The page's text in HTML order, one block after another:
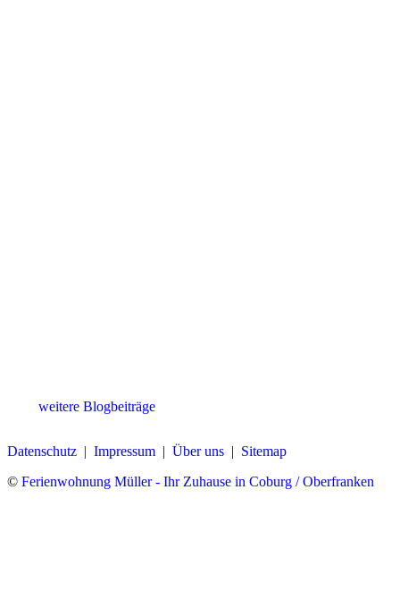
weitere Blogbeiträge
Datenschutz | Impressum | Über uns | Sitemap
© Ferienwohnung Müller - Ihr Zuhause in Coburg / Oberfranken